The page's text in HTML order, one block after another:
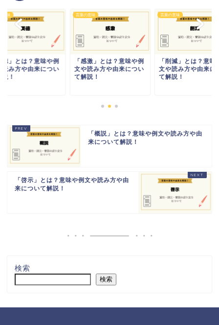
意味
徳」とは？意味や例
読み方や由来につい
！
言葉の意味
「感激」とは？意味や例
文や読み方や由来につい
て解説！
言葉の意味
「削減」とは？意味
文や読み方や由来に
て解説！
「概説」とは？意味や例文や読み方や由
来について解説！
「啓示」とは？意味や例文や読み方や由
来について解説！
検索
検索